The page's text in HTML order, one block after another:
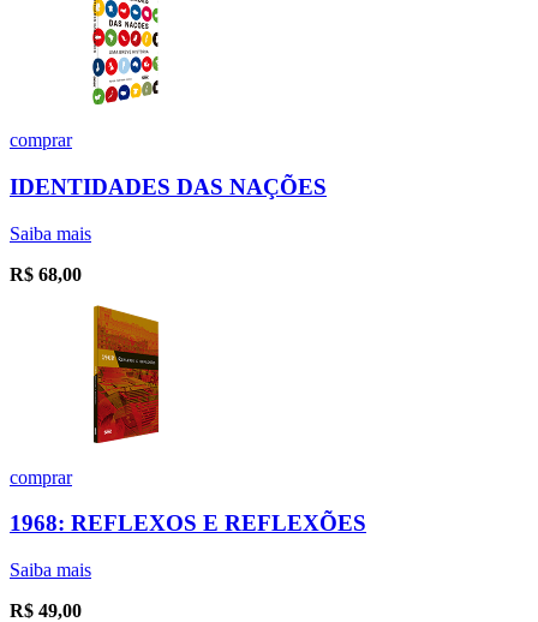
comprar
IDENTIDADES DAS NAÇÕES
Saiba mais
R$ 68,00
comprar
1968: REFLEXOS E REFLEXÕES
Saiba mais
R$ 49,00